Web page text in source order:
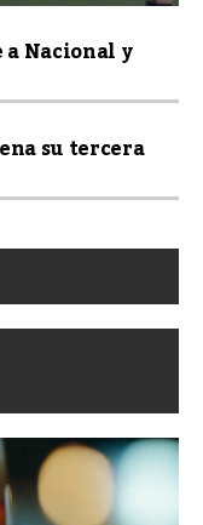
a Nacional y
su tercera